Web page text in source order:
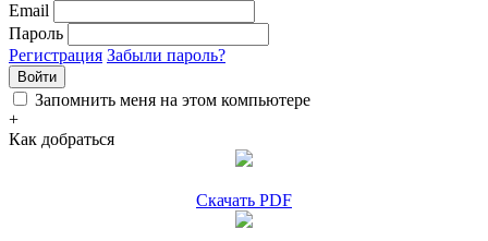
Email
Пароль
Регистрация Забыли пароль?
Войти
Запомнить меня на этом компьютере
+
Как добраться
Скачать PDF